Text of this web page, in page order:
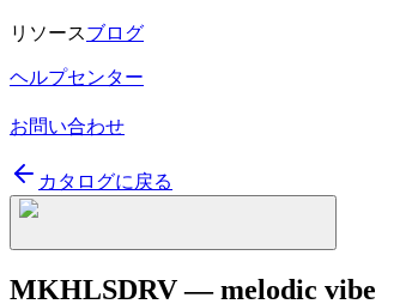
リソースブログ
ヘルプセンター
お問い合わせ
カタログに戻る
MKHLSDRV — melodic vibe